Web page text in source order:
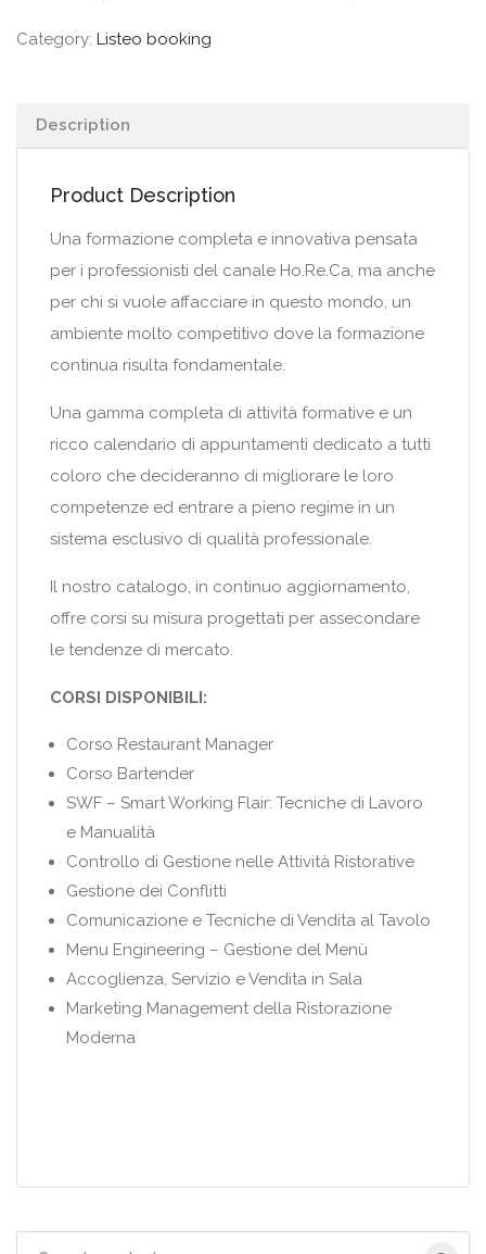
Category: Listeo booking
Description
Product Description
Una formazione completa e innovativa pensata
per i professionisti del canale Ho.Re.Ca, ma anche
per chi si vuole affacciare in questo mondo, un
ambiente molto competitivo dove la formazione
continua risulta fondamentale.
Una gamma completa di attività formative e un
ricco calendario di appuntamenti dedicato a tutti
coloro che decideranno di migliorare le loro
competenze ed entrare a pieno regime in un
sistema esclusivo di qualità professionale.
Il nostro catalogo, in continuo aggiornamento,
offre corsi su misura progettati per assecondare
le tendenze di mercato.
CORSI DISPONIBILI:
Corso Restaurant Manager
Corso Bartender
SWF – Smart Working Flair: Tecniche di Lavoro
e Manualità
Controllo di Gestione nelle Attività Ristorative
Gestione dei Conflitti
Comunicazione e Tecniche di Vendita al Tavolo
Menu Engineering – Gestione del Menù
Accoglienza, Servizio e Vendita in Sala
Marketing Management della Ristorazione
Moderna